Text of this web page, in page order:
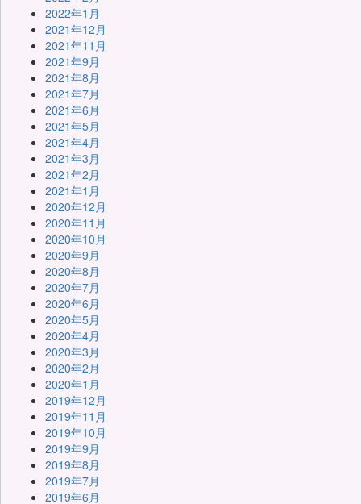
2022年1月
2021年12月
2021年11月
2021年9月
2021年8月
2021年7月
2021年6月
2021年5月
2021年4月
2021年3月
2021年2月
2021年1月
2020年12月
2020年11月
2020年10月
2020年9月
2020年8月
2020年7月
2020年6月
2020年5月
2020年4月
2020年3月
2020年2月
2020年1月
2019年12月
2019年11月
2019年10月
2019年9月
2019年8月
2019年7月
2019年6月